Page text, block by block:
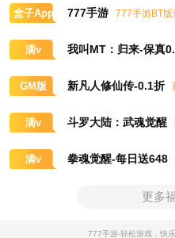
盒子App 777手游
777手游BT
满v 我叫MT：归来-保真
GM版 新凡人修仙传-0.1折
满v 斗罗大陆：武魂觉醒
满v 拳魂觉醒-每日送648
更多
777手游-轻松游戏，快